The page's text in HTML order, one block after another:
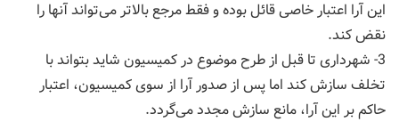
این آرا اعتبار خاصی قائل بوده و فقط مرجع بالاتر می‌تواند آنها را
نقض كند.
3- شهرداری تا قبل از طرح موضوع در كمیسیون شاید بتواند با
تخلف سازش كند اما پس از صدور آرا از سوی كمیسیون، اعتبار
حاكم بر این آرا، مانع سازش مجدد می‌گردد.